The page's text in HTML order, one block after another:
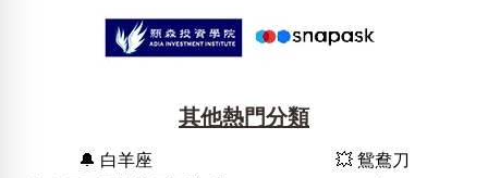
其他熱門分類
🔔 白羊座
💥 鴛鴦刀